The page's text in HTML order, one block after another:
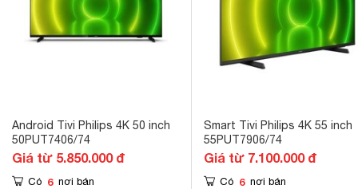
Android Tivi Philips 4K 50 inch
50PUT7406/74
Giá từ 5.850.000 đ
Có 6 nơi bán
Smart Tivi Philips 4K 55 inch
55PUT7906/74
Giá từ 7.100.000 đ
Có 6 nơi bán